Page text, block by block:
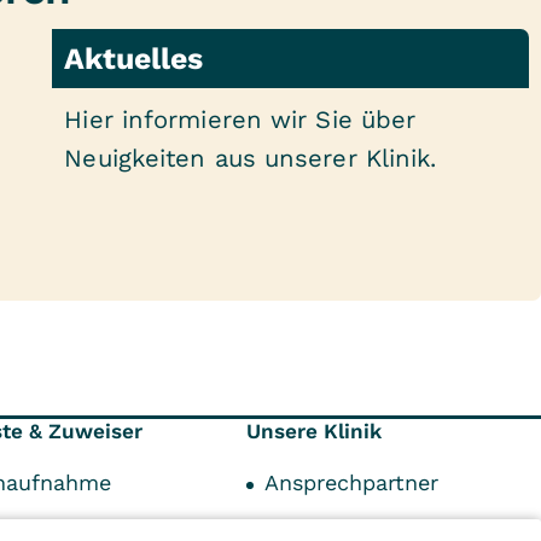
Aktuelles
Hier informieren wir Sie über
Neuigkeiten aus unserer Klinik.
& Zuweiser Unsere Klinik
Ansprechpartner